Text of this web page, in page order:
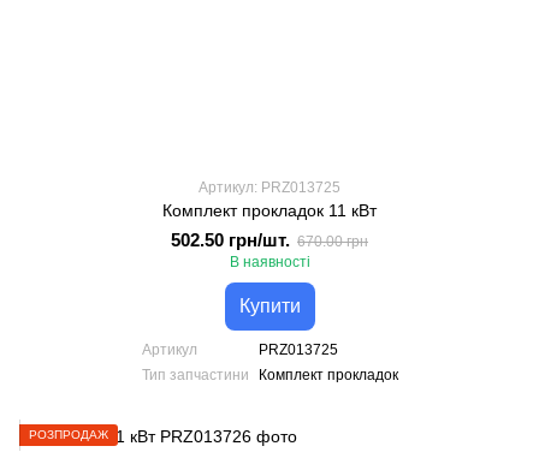
Артикул: PRZ013725
Комплект прокладок 11 кВт
502.50 грн/шт. 670.00 грн
В наявності
Купити
Артикул
PRZ013725
Тип запчастини
Комплект прокладок
РОЗПРОДАЖ